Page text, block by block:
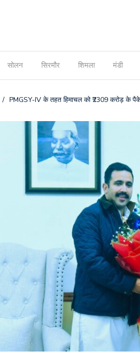
सोलन सिरमौर शिमला मंडी
/ PMGSY-IV के तहत हिमाचल को ₹2309 करोड़ के